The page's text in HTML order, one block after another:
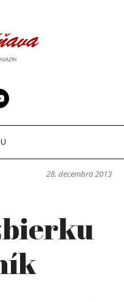
28. decembra 2013